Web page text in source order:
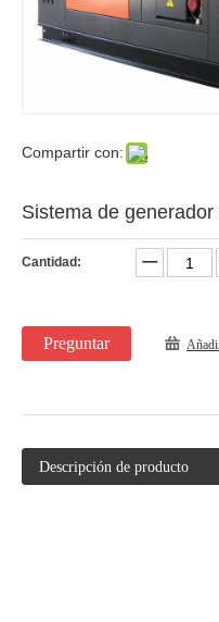
Compartir con:
Sistema de
Cantidad:
Preguntar
Descripción de producto